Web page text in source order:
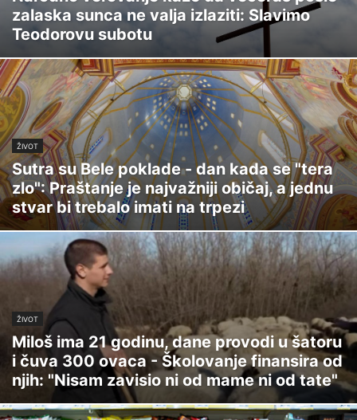
zalaska sunca ne valja izlaziti: Slavimo
Teodorovu subotu
ŽIVOT
Sutra su Bele poklade - dan kada se "tera
zlo": Praštanje je najvažniji običaj, a jednu
stvar bi trebalo imati na trpezi
ŽIVOT
Miloš ima 21 godinu, dane provodi u šatoru
i čuva 300 ovaca - Školovanje finansira od
njih: "Nisam zavisio ni od mame ni od tate"